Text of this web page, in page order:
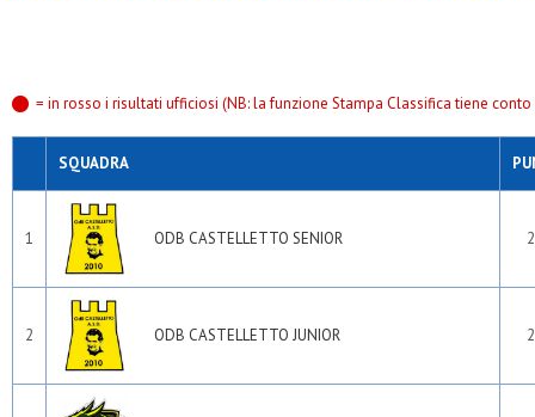
= in rosso i risultati ufficiosi (NB: la funzione Stampa Classifica tiene
SQUADRA
1 ODB CASTELLETTO SENIOR
2 ODB CASTELLETTO JUNIOR